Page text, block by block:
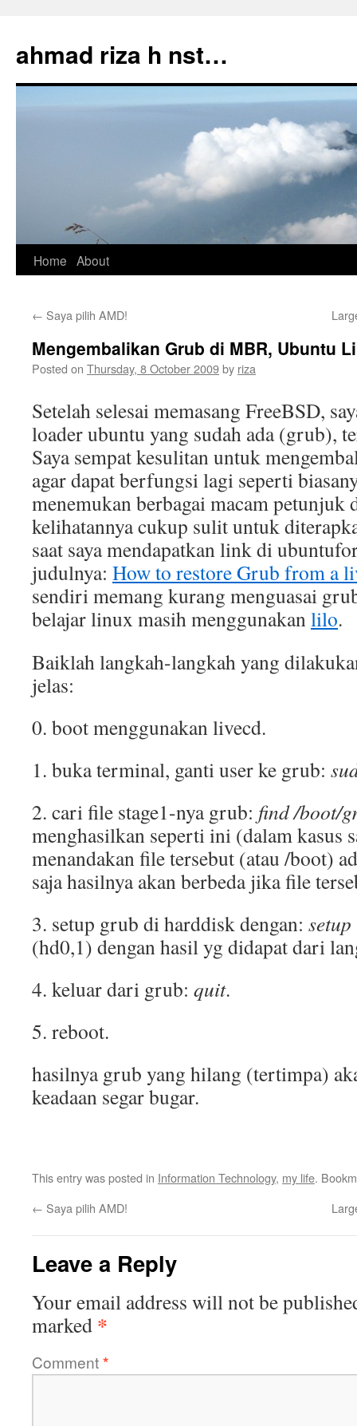
content
ahmad riza h nst…
Home About
← Saya pilih AMD!
Mengembalikan Grub di MBR, Ubuntu
Posted on Thursday, 8 October 2009by riza
Setelah selesai memasang FreeBSD,
loader ubuntu yang sudah ada (grub),
Saya sempat kesulitan untuk
agar dapat berfungsi lagi seperti
menemukan berbagai macam petunjuk
kelihatannya cukup sulit untuk
saat saya mendapatkan link di
judulnya: How to restore Grub from a
sendiri memang kurang menguasai
belajar linux masih menggunakanlilo.
Baiklah langkah-langkah yang
jelas:
0. boot menggunakan livecd.
1. buka terminal, ganti user ke grub:
2. cari file stage1-nya grub: find /boot/
menghasilkan seperti ini (dalam kasus
menandakan file tersebut (atau /boot)
saja hasilnya akan berbeda jika file
3. setup grub di harddisk dengan:
(hd0,1) dengan hasil yg didapat dari
4. keluar dari grub: quit.
5. reboot.
hasilnya grub yang hilang (tertimpa)
keadaan segar bugar.
This entry was posted in Information Technology, my life.
← Saya pilih AMD!
Leave a Reply
Your email address will not be
marked *
Comment*